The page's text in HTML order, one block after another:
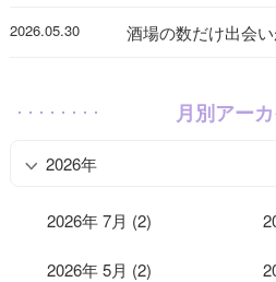
2026.05.30 酒場の数だけ出会
月別アー
2026年
2026年 7月 (2)
2026年 5月 (2)